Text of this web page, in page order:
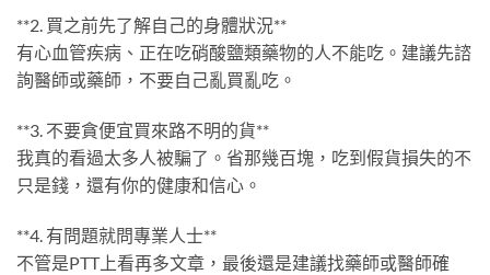
**2. 買之前先了解自己的身體狀況**
有心血管疾病、正在吃硝酸鹽類藥物的人不能吃。建議先諮
詢醫師或藥師，不要自己亂買亂吃。
**3. 不要貪便宜買來路不明的貨**
我真的看過太多人被騙了。省那幾百塊，吃到假貨損失的不
只是錢，還有你的健康和信心。
**4. 有問題就問專業人士**
不管是PTT上看再多文章，最後還是建議找藥師或醫師確